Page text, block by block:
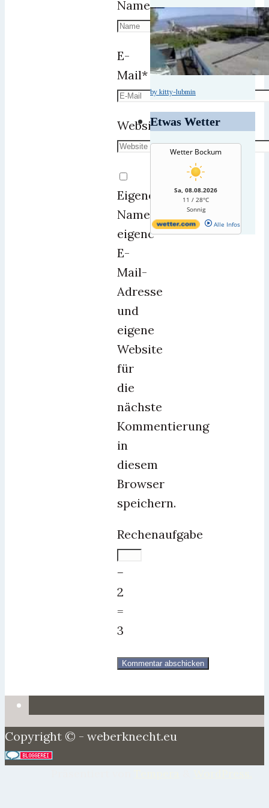
Name*
E-
Mail*
Website
Eigenen
Namen,
eigene
E-
Mail-
Adresse
und
eigene
Website
für
die
nächste
Kommentierung
in
diesem
Browser
speichern.
Rechenaufgabe
−
2
=
3
by kitty-lubmin
Etwas Wetter
Wetter Bockum
Sa, 08.08.2026
11 / 28°C
Sonnig
Alle Infos
Copyright © - weberknecht.eu